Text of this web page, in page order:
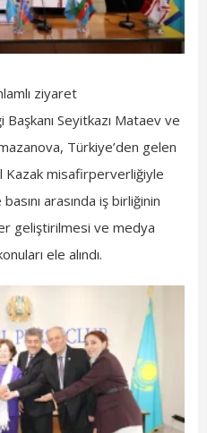
ziyaret
Seyitkazı Mataev ve
Türkiye’den gelen
misafirperverliğiyle
arasında iş birliğinin
geliştirilmesi ve medya
ele alındı.